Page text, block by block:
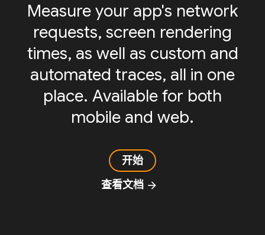
Measure your app's network
requests, screen rendering
times, as well as custom and
automated traces, all in one
place. Available for both
mobile and web.
开始
查看文档 arrow_forward